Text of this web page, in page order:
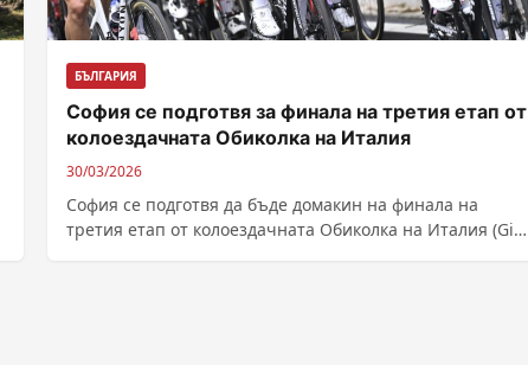
БЪЛГАРИЯ
София се подготвя за финала на третия етап от
колоездачната Обиколка на Италия
30/03/2026
София се подготвя да бъде домакин на финала на
третия етап от колоездачната Обиколка на Италия (Giro